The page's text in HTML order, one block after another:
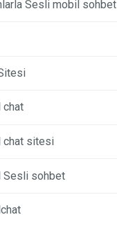
Sesli mobil sohbet
chat
chat sitesi
Sesli sohbet